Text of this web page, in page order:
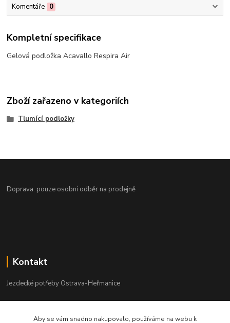
Komentáře 0
Kompletní specifikace
Gelová podložka Acavallo Respira Air
Zboží zařazeno v kategoriích
Tlumící podložky
Doprava: pouze osobní odběr na prodejně
Kontakt
Jezdecké potřeby Ostrava-Heřmanice
Po-Pá 9:30 - 17:30
Aby se vám snadno nakupovalo, používáme na webu k